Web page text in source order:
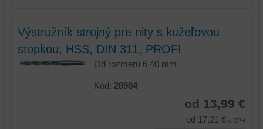
Výstružník strojný pre nity s kužeľovou
stopkou, HSS, DIN 311, PROFI
Od rozmeru 6,40 mm
Kód: 28984
od 13,99 €
od 17,21 € s DPH